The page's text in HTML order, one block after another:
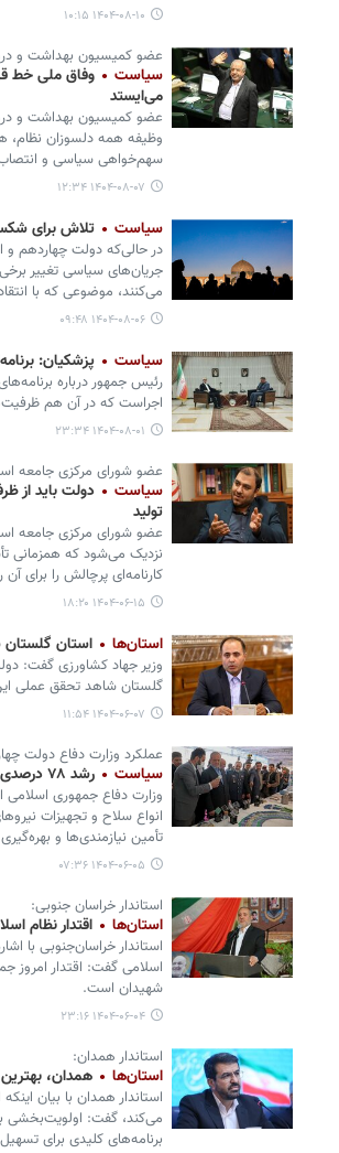
۱۴۰۴-۰۸-۱۰ ۱۰:۱۵
عضو کمیسیون بهداشت و
سیاست
وفاق ملی خط
می‌ایستد
عضو کمیسیون بهداشت و
وظیفه همه دلسوزان نظام،
سهم‌خواهی سیاسی و
۱۴۰۴-۰۸-۰۷ ۱۲:۳۴
سیاست تلاش برای
در حالی‌که دولت چهاردهم و
جریان‌های سیاسی تغییر برخی
می‌کنند، موضوعی که با
۱۴۰۴-۰۸-۰۶ ۰۹:۴۸
سیاست پزشکیان:
رئیس جمهور درباره
اجراست که در آن هم
۱۴۰۴-۰۸-۰۱ ۲۳:۳۴
عضو شورای مرکزی جامعه
سیاست
دولت باید از
تولید
عضو شورای مرکزی جامعه
کارنامه‌ای پرچالش را برای
۱۴۰۴-۰۶-۱۵ ۱۸:۲۰
استان‌ها استان
وزیر جهاد کشاورزی گفت:
گلستان شاهد تحقق عملی
۱۴۰۴-۰۶-۰۷ ۱۱:۵۴
عملکرد وزارت دفاع دولت
سیاست رشد ۷۸ درصدی تولید نظامی و گسترش فناوری‌های غیرنظامی
انواع سلاح و تجهیزات
تأمین نیازمندی‌ها و
۱۴۰۴-۰۶-۰۵ ۰۷:۳۶
استاندار خراسان جنوبی:
استان‌ها اقتدار نظام
استاندار خراسان‌جنوبی با
اسلامی گفت: اقتدار امروز
شهیدان است.
۱۴۰۴-۰۶-۰۴ ۲۳:۱۶
استاندار همدان:
استان‌ها همدان،
استاندار همدان با بیان
می‌کند، گفت: اولویت‌بخشی
برنامه‌های کلیدی برای